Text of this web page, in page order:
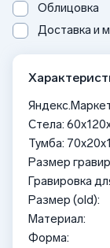
Облицовка
Доставка и
Стела:
Тумба:
Размер
Гравировка
Размер (old):
Материал:
Форма: